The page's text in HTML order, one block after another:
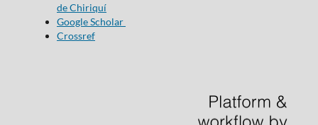
de Chiriquí
Google Scholar
Crossref